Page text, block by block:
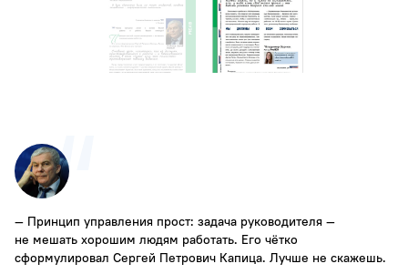
― Принцип управления прост: задача руководителя ―
не мешать хорошим людям работать. Его чётко
сформулировал Сергей Петрович Капица. Лучше не скажешь.